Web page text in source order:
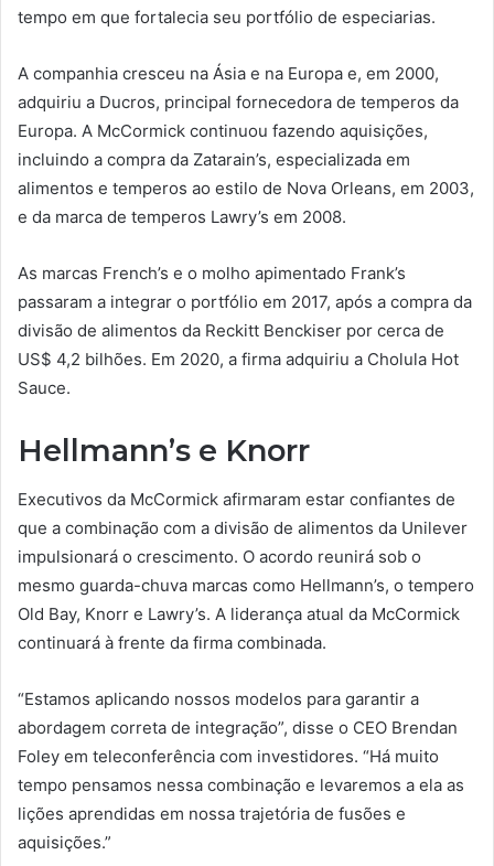
tempo em que fortalecia seu portfólio de especiarias.
A companhia cresceu na Ásia e na Europa e, em 2000,
adquiriu a Ducros, principal fornecedora de temperos da
Europa. A McCormick continuou fazendo aquisições,
incluindo a compra da Zatarain’s, especializada em
alimentos e temperos ao estilo de Nova Orleans, em 2003,
e da marca de temperos Lawry’s em 2008.
As marcas French’s e o molho apimentado Frank’s
passaram a integrar o portfólio em 2017, após a compra da
divisão de alimentos da Reckitt Benckiser por cerca de
US$ 4,2 bilhões. Em 2020, a firma adquiriu a Cholula Hot
Sauce.
Hellmann’s e Knorr
Executivos da McCormick afirmaram estar confiantes de
que a combinação com a divisão de alimentos da Unilever
impulsionará o crescimento. O acordo reunirá sob o
mesmo guarda-chuva marcas como Hellmann’s, o tempero
Old Bay, Knorr e Lawry’s. A liderança atual da McCormick
continuará à frente da firma combinada.
“Estamos aplicando nossos modelos para garantir a
abordagem correta de integração”, disse o CEO Brendan
Foley em teleconferência com investidores. “Há muito
tempo pensamos nessa combinação e levaremos a ela as
lições aprendidas em nossa trajetória de fusões e
aquisições.”